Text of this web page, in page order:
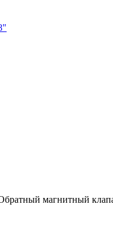
магнитный